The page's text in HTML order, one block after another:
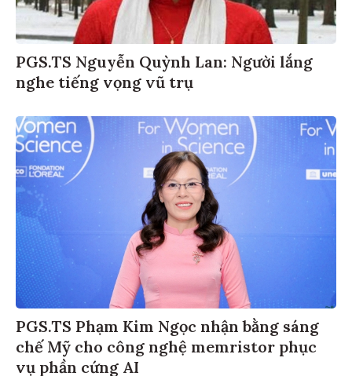
PGS.TS Nguyễn Quỳnh Lan: Người lắng
nghe tiếng vọng vũ trụ
PGS.TS Phạm Kim Ngọc nhận bằng sáng
chế Mỹ cho công nghệ memristor phục
vụ phần cứng AI